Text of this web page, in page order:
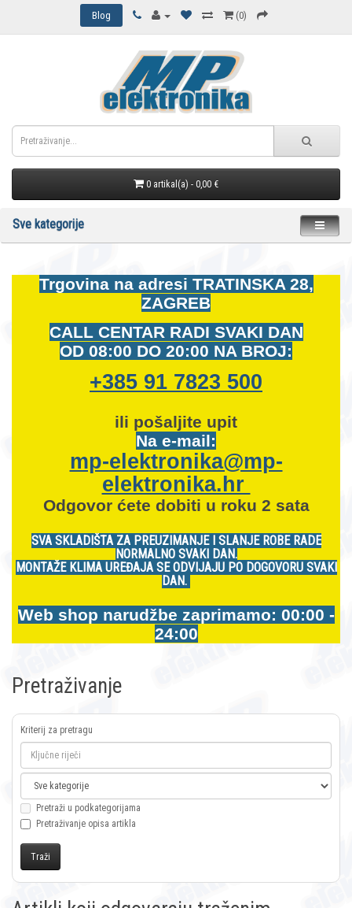
Blog (0)
0 artikal(a) - 0,00 €
Sve kategorije
Trgovina na adresi TRATINSKA 28,
ZAGREB
CALL CENTAR RADI SVAKI DAN
OD 08:00 DO 20:00 NA BROJ:
+385 91 7823 500
ili pošaljite upit
Na e-mail:
mp-elektronika@mp-
elektronika.hr
Odgovor ćete dobiti u roku 2 sata
SVA SKLADIŠTA ZA PREUZIMANJE I SLANJE ROBE RADE
NORMALNO SVAKI DAN.
MONTAŽE KLIMA UREĐAJA SE ODVIJAJU PO DOGOVORU SVAKI
DAN.
Web shop narudžbe zaprimamo: 00:00 -
24:00
Pretraživanje
Kriterij za pretragu
Pretraži u podkategorijama
Pretraživanje opisa artikla